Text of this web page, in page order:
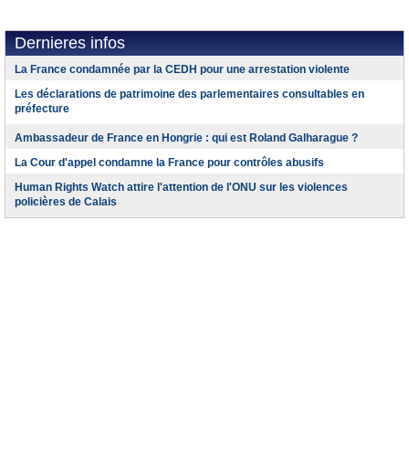
Dernieres infos
La France condamnée par la CEDH pour une arrestation violente
Les déclarations de patrimoine des parlementaires consultables en
préfecture
Ambassadeur de France en Hongrie : qui est Roland Galharague ?
La Cour d'appel condamne la France pour contrôles abusifs
Human Rights Watch attire l'attention de l'ONU sur les violences
policières de Calais